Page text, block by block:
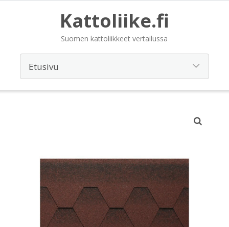
Kattoliike.fi
Suomen kattoliikkeet vertailussa